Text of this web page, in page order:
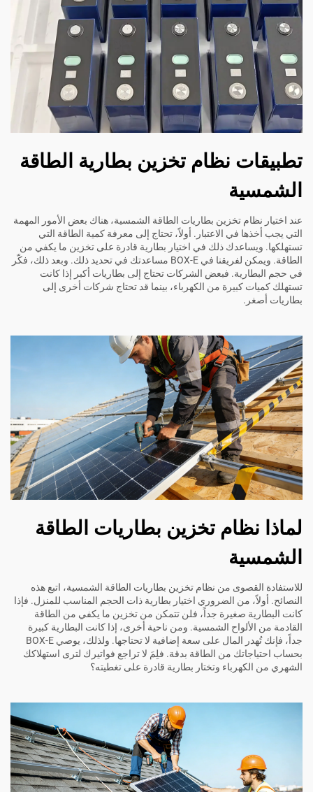
تطبيقات نظام تخزين بطارية الطاقة
الشمسية
عند اختيار نظام تخزين بطاريات الطاقة الشمسية، هناك بعض الأمور المهمة
التي يجب أخذها في الاعتبار. أولاً، تحتاج إلى معرفة كمية الطاقة التي
تستهلكها. ويساعدك ذلك في اختيار بطارية قادرة على تخزين ما يكفي من
الطاقة. ويمكن لفريقنا في BOX-E مساعدتك في تحديد ذلك. وبعد ذلك، فكّر
في حجم البطارية. فبعض الشركات تحتاج إلى بطاريات أكبر إذا كانت
تستهلك كميات كبيرة من الكهرباء، بينما قد تحتاج شركات أخرى إلى
بطاريات أصغر.
لماذا نظام تخزين بطاريات الطاقة
الشمسية
للاستفادة القصوى من نظام تخزين بطاريات الطاقة الشمسية، اتبع هذه
النصائح. أولاً، من الضروري اختيار بطارية ذات الحجم المناسب للمنزل. فإذا
كانت البطارية صغيرة جداً، فلن تتمكن من تخزين ما يكفي من الطاقة
القادمة من الألواح الشمسية. ومن ناحية أخرى، إذا كانت البطارية كبيرة
جداً، فإنك تُهدر المال على سعة إضافية لا تحتاجها. ولذلك، يوصي BOX-E
بحساب احتياجاتك من الطاقة بدقة. فلِمَ لا تراجع فواتيرك لترى استهلاكك
الشهري من الكهرباء وتختار بطارية قادرة على تغطيته؟